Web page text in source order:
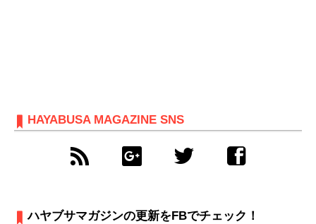
HAYABUSA MAGAZINE SNS
ハヤブサマガジンの更新をFBでチェック！